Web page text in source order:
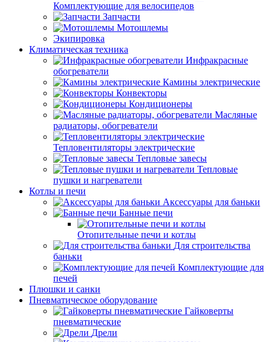
Комплектующие для велосипедов
Запчасти
Мотошлемы
Экипировка
Климатическая техника
Инфракрасные
обогреватели
Камины электрические
Конвекторы
Кондиционеры
Масляные
радиаторы, обогреватели
Тепловентиляторы электрические
Тепловые завесы
Тепловые
пушки и нагреватели
Котлы и печи
Аксессуары для баньки
Банные печи
Отопительные печи и котлы
Для строительства
баньки
Комплектующие для
печей
Плюшки и санки
Пневматическое оборудование
Гайковерты
пневматические
Дрели